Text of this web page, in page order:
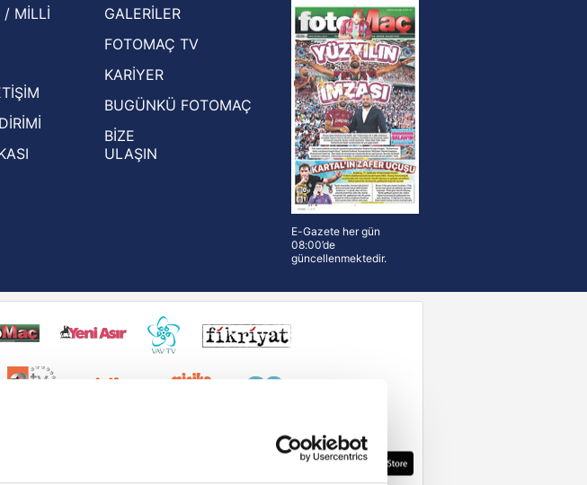
Ligi'nde 3. Ön
belli oldu!
Hernan Crespo, Meksika Ligi
ekiplerinden Atlas'ın yeni teknik direktörü
oldu
/ MİLLİ
GALERİLER
FOTOMAÇ TV
KARİYER
BUGÜNKÜ FOTOMAÇ
BİZE
ULAŞIN
E-Gazete her gün
08:00’de
güncellenmektedir.